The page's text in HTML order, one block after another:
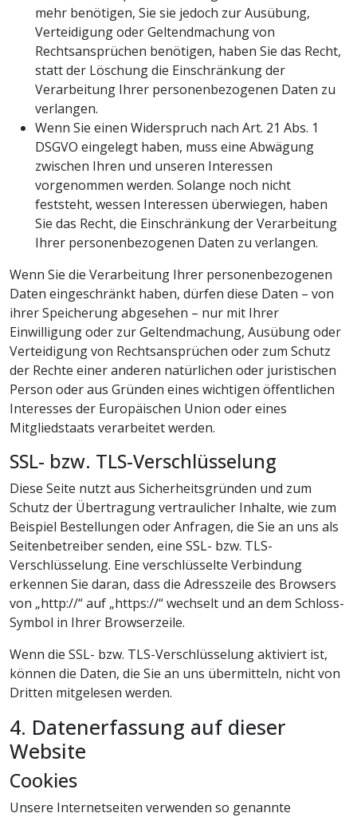
mehr benötigen, Sie sie jedoch zur Ausübung,
Verteidigung oder Geltendmachung von
Rechtsansprüchen benötigen, haben Sie das Recht,
statt der Löschung die Einschränkung der
Verarbeitung Ihrer personenbezogenen Daten zu
verlangen.
Wenn Sie einen Widerspruch nach Art. 21 Abs. 1
DSGVO eingelegt haben, muss eine Abwägung
zwischen Ihren und unseren Interessen
vorgenommen werden. Solange noch nicht
feststeht, wessen Interessen überwiegen, haben
Sie das Recht, die Einschränkung der Verarbeitung
Ihrer personenbezogenen Daten zu verlangen.
Wenn Sie die Verarbeitung Ihrer personenbezogenen
Daten eingeschränkt haben, dürfen diese Daten – von
ihrer Speicherung abgesehen – nur mit Ihrer
Einwilligung oder zur Geltendmachung, Ausübung oder
Verteidigung von Rechtsansprüchen oder zum Schutz
der Rechte einer anderen natürlichen oder juristischen
Person oder aus Gründen eines wichtigen öffentlichen
Interesses der Europäischen Union oder eines
Mitgliedstaats verarbeitet werden.
SSL- bzw. TLS-Verschlüsselung
Diese Seite nutzt aus Sicherheitsgründen und zum
Schutz der Übertragung vertraulicher Inhalte, wie zum
Beispiel Bestellungen oder Anfragen, die Sie an uns als
Seitenbetreiber senden, eine SSL- bzw. TLS-
Verschlüsselung. Eine verschlüsselte Verbindung
erkennen Sie daran, dass die Adresszeile des Browsers
von „http://“ auf „https://“ wechselt und an dem Schloss-
Symbol in Ihrer Browserzeile.
Wenn die SSL- bzw. TLS-Verschlüsselung aktiviert ist,
können die Daten, die Sie an uns übermitteln, nicht von
Dritten mitgelesen werden.
4. Datenerfassung auf dieser
Website
Cookies
Unsere Internetseiten verwenden so genannte